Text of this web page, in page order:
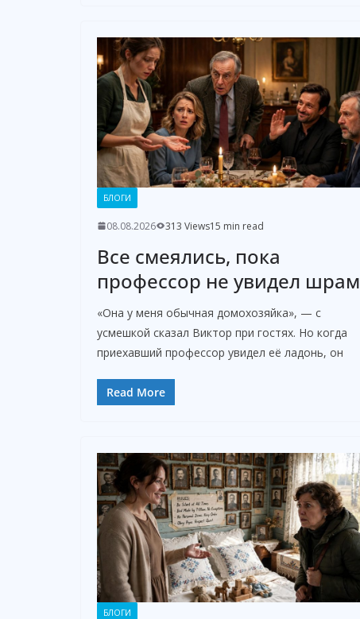
БЛОГИ
08.08.2026 313 Views15 min read
Все смеялись, пока
профессор не увидел шрам
«Она у меня обычная домохозяйка», — с
усмешкой сказал Виктор при гостях. Но когда
приехавший профессор увидел её ладонь, он
Read More
БЛОГИ